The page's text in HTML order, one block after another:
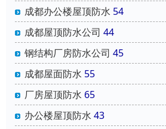
成都办公楼屋顶防水 54
成都屋顶防水公司 44
钢结构厂房防水公司 45
成都屋面防水 55
厂房屋顶防水 65
办公楼屋顶防水 43